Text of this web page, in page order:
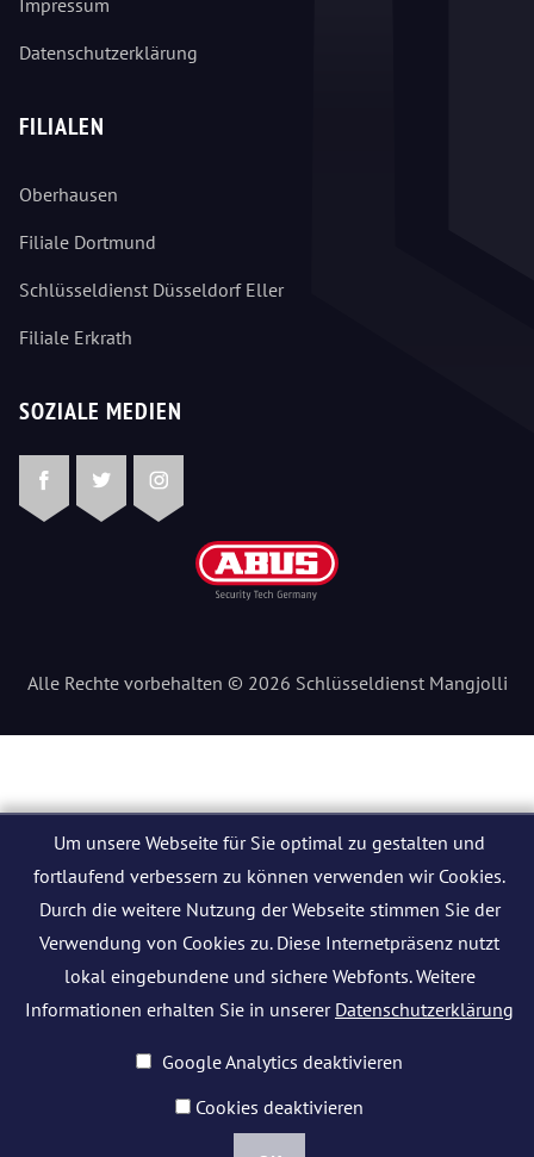
Impressum
Datenschutzerklärung
FILIALEN
Oberhausen
Filiale Dortmund
Schlüsseldienst Düsseldorf Eller
Filiale Erkrath
SOZIALE MEDIEN
FacebookTwitterInstagram
Alle Rechte vorbehalten © 2026 Schlüsseldienst Mangjolli
Um unsere Webseite für Sie optimal zu gestalten und
fortlaufend verbessern zu können verwenden wir Cookies.
Durch die weitere Nutzung der Webseite stimmen Sie der
Verwendung von Cookies zu. Diese Internetpräsenz nutzt
lokal eingebundene und sichere Webfonts. Weitere
Informationen erhalten Sie in unserer Datenschutzerklärung
Google Analytics deaktivieren
Cookies deaktivieren